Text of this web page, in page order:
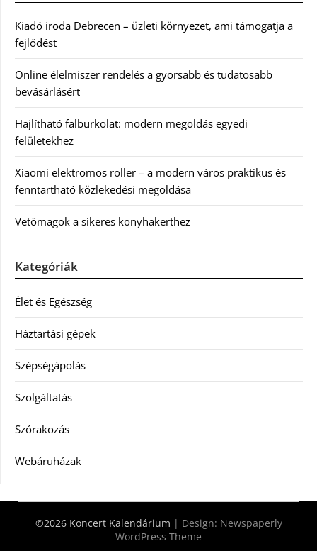
Kiadó iroda Debrecen – üzleti környezet, ami támogatja a
fejlődést
Online élelmiszer rendelés a gyorsabb és tudatosabb
bevásárlásért
Hajlítható falburkolat: modern megoldás egyedi
felületekhez
Xiaomi elektromos roller – a modern város praktikus és
fenntartható közlekedési megoldása
Vetőmagok a sikeres konyhakerthez
Kategóriák
Élet és Egészség
Háztartási gépek
Szépségápolás
Szolgáltatás
Szórakozás
Webáruházak
©2026 Koncert Kalendárium | Design: Newspaperly
WordPress Theme